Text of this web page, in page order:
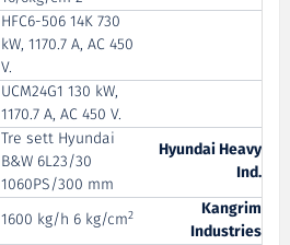
HFC6-506 14K 730
kW, 1170.7 A, AC 450
V.
UCM24G1 130 kW,
1170.7 A, AC 450 V.
Tre sett Hyundai
B&W 6L23/30
1060PS/300 mm
Hyundai Heavy
Ind.
1600 kg/h 6 kg/cm2
Kangrim
Industries